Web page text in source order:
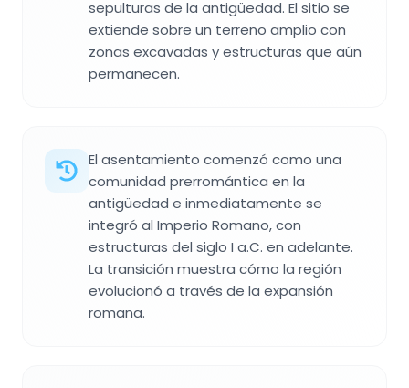
sepulturas de la antigüedad. El sitio se
extiende sobre un terreno amplio con
zonas excavadas y estructuras que aún
permanecen.
El asentamiento comenzó como una
comunidad prerromántica en la
antigüedad e inmediatamente se
integró al Imperio Romano, con
estructuras del siglo I a.C. en adelante.
La transición muestra cómo la región
evolucionó a través de la expansión
romana.